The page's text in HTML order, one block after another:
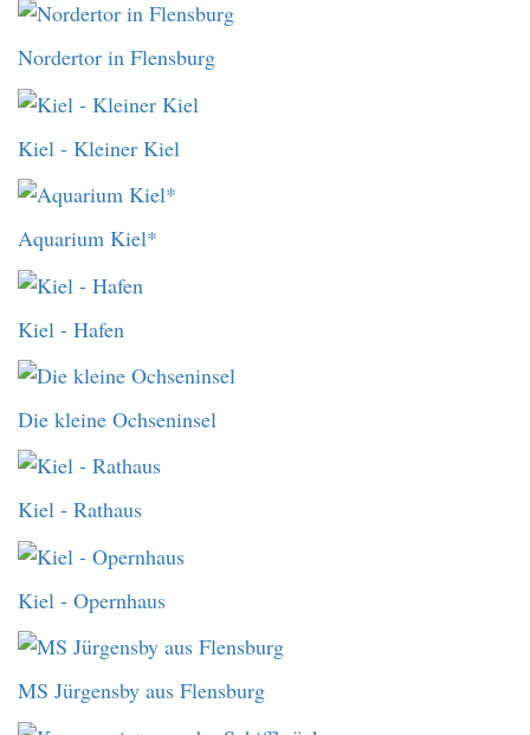
Nordertor in Flensburg
Kiel - Kleiner Kiel
Aquarium Kiel*
Kiel - Hafen
Die kleine Ochseninsel
Kiel - Rathaus
Kiel - Opernhaus
MS Jürgensby aus Flensburg